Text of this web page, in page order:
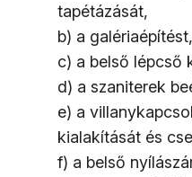
tapétázását,
b) a galériaépítést,
c) a belső lépcső
d) a szaniterek
e) a
kialakítását és
f) a belső